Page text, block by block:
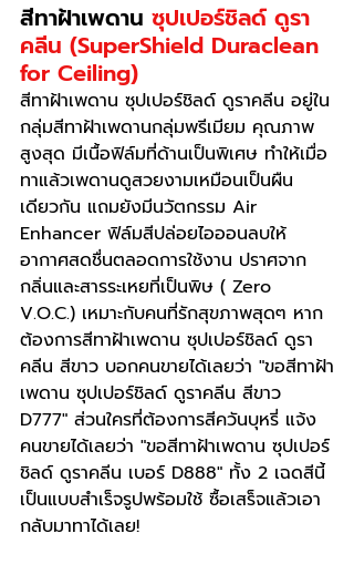
สีทาฝ้าเพดาน ซุปเปอร์ชิลด์ ดูรา
คลีน (SuperShield Duraclean
for Ceiling)
สีทาฝ้าเพดาน ซุปเปอร์ชิลด์ ดูราคลีน อยู่ใน
กลุ่มสีทาฝ้าเพดานกลุ่มพรีเมียม คุณภาพ
สูงสุด มีเนื้อฟิล์มที่ด้านเป็นพิเศษ ทำให้เมื่อ
ทาแล้วเพดานดูสวยงามเหมือนเป็นผืน
เดียวกัน แถมยังมีนวัตกรรม Air
Enhancer ฟิล์มสีปล่อยไอออนลบให้
อากาศสดชื่นตลอดการใช้งาน ปราศจาก
กลิ่นและสารระเหยที่เป็นพิษ ( Zero
V.O.C.) เหมาะกับคนที่รักสุขภาพสุดๆ หาก
ต้องการสีทาฝ้าเพดาน ซุปเปอร์ชิลด์ ดูรา
คลีน สีขาว บอกคนขายได้เลยว่า "ขอสีทาฝ้า
เพดาน ซุปเปอร์ชิลด์ ดูราคลีน สีขาว
D777" ส่วนใครที่ต้องการสีควันบุหรี่ แจ้ง
คนขายได้เลยว่า "ขอสีทาฝ้าเพดาน ซุปเปอร์
ชิลด์ ดูราคลีน เบอร์ D888" ทั้ง 2 เฉดสีนี้
เป็นแบบสำเร็จรูปพร้อมใช้ ซื้อเสร็จแล้วเอา
กลับมาทาได้เลย!